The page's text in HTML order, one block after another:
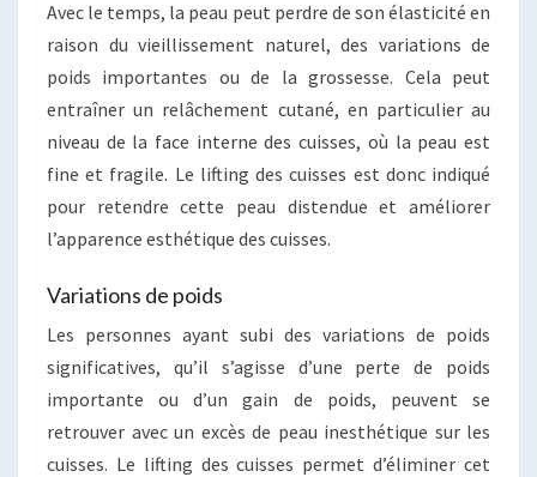
Avec le temps, la peau peut perdre de son élasticité en
raison du vieillissement naturel, des variations de
poids importantes ou de la grossesse. Cela peut
entraîner un relâchement cutané, en particulier au
niveau de la face interne des cuisses, où la peau est
fine et fragile. Le lifting des cuisses est donc indiqué
pour retendre cette peau distendue et améliorer
l’apparence esthétique des cuisses.
Variations de poids
Les personnes ayant subi des variations de poids
significatives, qu’il s’agisse d’une perte de poids
importante ou d’un gain de poids, peuvent se
retrouver avec un excès de peau inesthétique sur les
cuisses. Le lifting des cuisses permet d’éliminer cet